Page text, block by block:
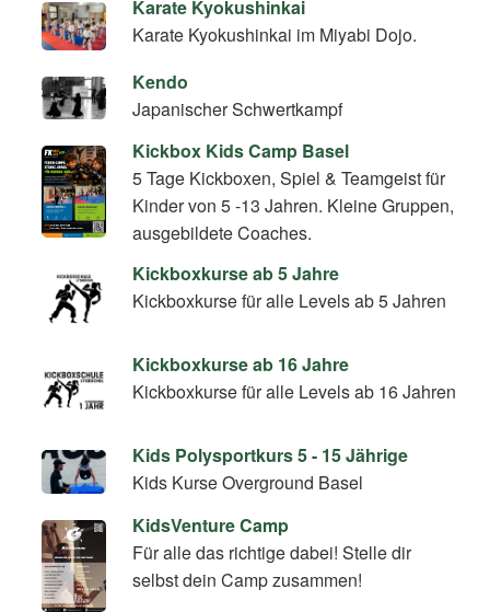
Karate Kyokushinkai
Karate Kyokushinkai im Miyabi Dojo.
Kendo
Japanischer Schwertkampf
Kickbox Kids Camp Basel
5 Tage Kickboxen, Spiel & Teamgeist für
Kinder von 5 -13 Jahren. Kleine Gruppen,
ausgebildete Coaches.
Kickboxkurse ab 5 Jahre
Kickboxkurse für alle Levels ab 5 Jahren
Kickboxkurse ab 16 Jahre
Kickboxkurse für alle Levels ab 16 Jahren
Kids Polysportkurs 5 - 15 Jährige
Kids Kurse Overground Basel
KidsVenture Camp
Für alle das richtige dabei! Stelle dir
selbst dein Camp zusammen!